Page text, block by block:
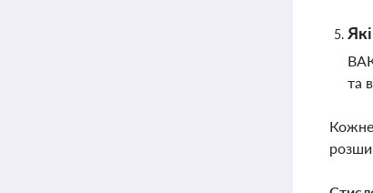
та
Кожне